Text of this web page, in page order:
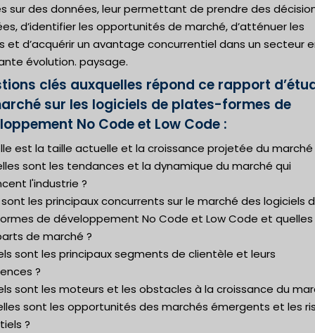
sur des données, leur permettant de prendre des
d’identifier les opportunités de marché, d’atténuer les
et d’acquérir un avantage concurrentiel dans un secteur
évolution. paysage.
clés auxquelles répond ce rapport
sur les logiciels de plates-formes de
No Code et Low Code :
est la taille actuelle et la croissance projetée du marché
sont les tendances et la dynamique du marché qui
l'industrie ?
les principaux concurrents sur le marché des logiciels
de développement No Code et Low Code et
de marché ?
sont les principaux segments de clientèle et leurs
?
sont les moteurs et les obstacles à la croissance du
sont les opportunités des marchés émergents et les
?